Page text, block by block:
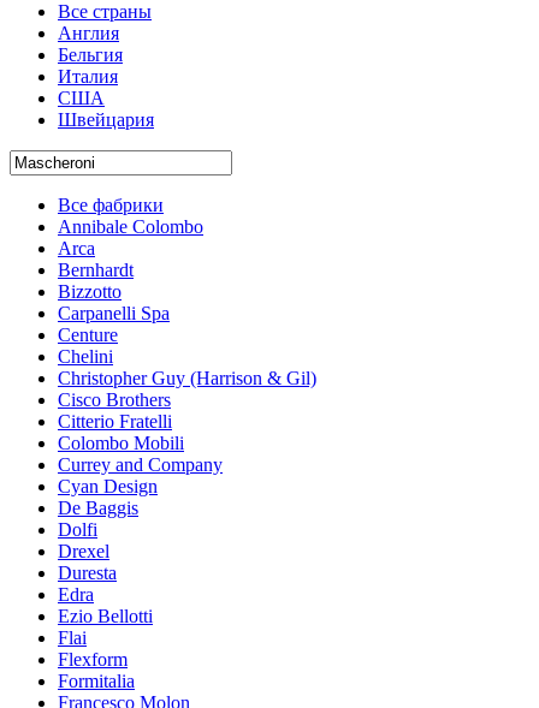
Все страны
Англия
Бельгия
Италия
США
Швейцария
Все фабрики
Annibale Colombo
Arca
Bernhardt
Bizzotto
Carpanelli Spa
Centure
Chelini
Christopher Guy (Harrison & Gil)
Cisco Brothers
Citterio Fratelli
Colombo Mobili
Currey and Company
Cyan Design
De Baggis
Dolfi
Drexel
Duresta
Edra
Ezio Bellotti
Flai
Flexform
Formitalia
Francesco Molon